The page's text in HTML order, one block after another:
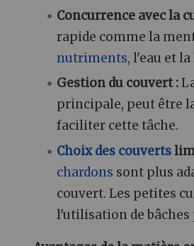
Concurrence avec la
rapide comme la
nutriments, l'eau et
Gestion du couvert :
principale, peut être
faciliter cette tâche.
Choix des couverts
chardons sont plus
couvert. Les petites
l'utilisation de